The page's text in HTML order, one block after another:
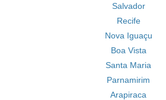
Salvador
Recife
Nova Iguaçu
Boa Vista
Santa Maria
Parnamirim
Arapiraca